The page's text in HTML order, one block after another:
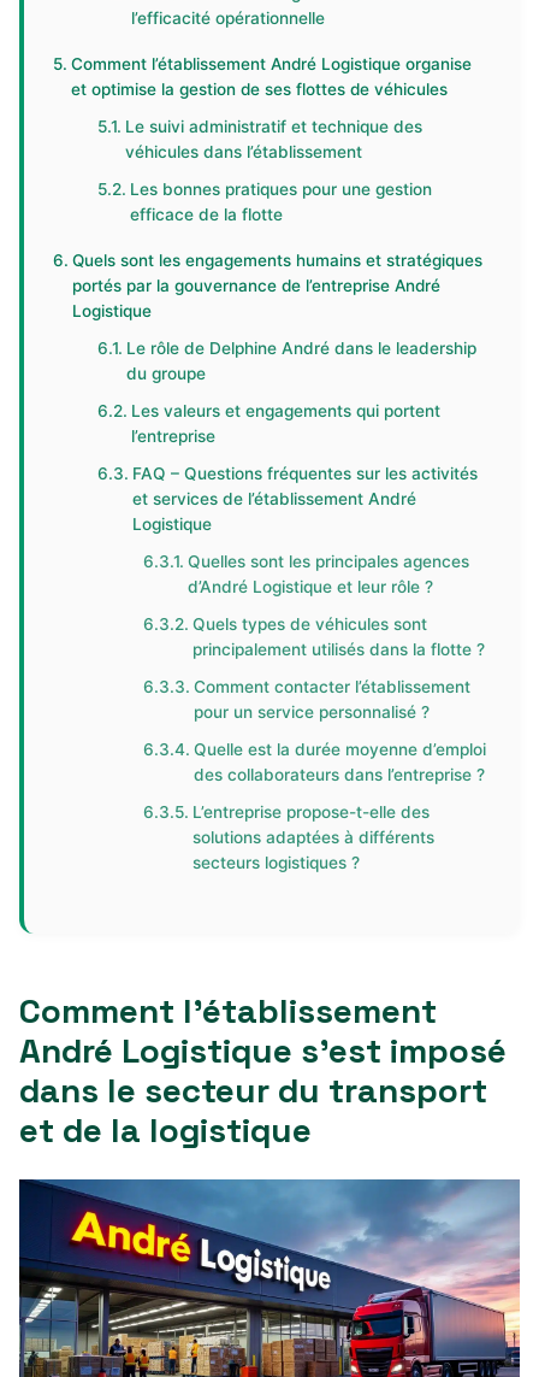
l’efficacité opérationnelle
Comment l’établissement André Logistique organise
et optimise la gestion de ses flottes de véhicules
Le suivi administratif et technique des
véhicules dans l’établissement
Les bonnes pratiques pour une gestion
efficace de la flotte
Quels sont les engagements humains et stratégiques
portés par la gouvernance de l’entreprise André
Logistique
Le rôle de Delphine André dans le leadership
du groupe
Les valeurs et engagements qui portent
l’entreprise
FAQ – Questions fréquentes sur les activités
et services de l’établissement André
Logistique
Quelles sont les principales agences
d’André Logistique et leur rôle ?
Quels types de véhicules sont
principalement utilisés dans la flotte ?
Comment contacter l’établissement
pour un service personnalisé ?
Quelle est la durée moyenne d’emploi
des collaborateurs dans l’entreprise ?
L’entreprise propose-t-elle des
solutions adaptées à différents
secteurs logistiques ?
Comment l’établissement
André Logistique s’est imposé
dans le secteur du transport
et de la logistique